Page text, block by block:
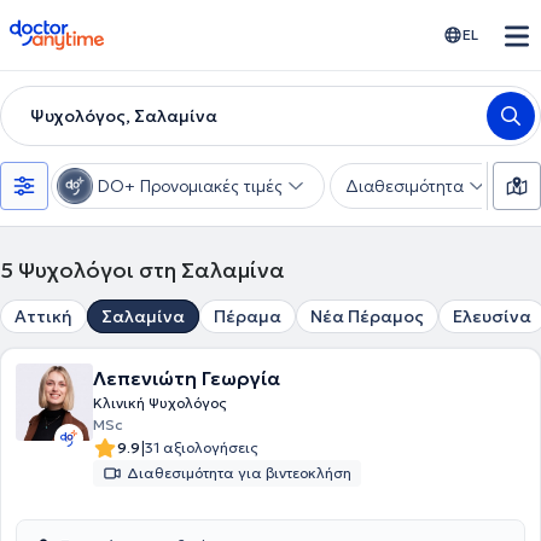
doctoranytime EL
Ψυχολόγος, Σαλαμίνα
DO+ Προνομιακές τιμές Διαθεσιμότητα
5 Ψυχολόγοι στη Σαλαμίνα
Αττική Σαλαμίνα Πέραμα Νέα Πέραμος Ελευσίνα
Λεπενιώτη Γεωργία
Κλινική Ψυχολόγος
MSc
9.9|31 αξιολογήσεις
Διαθεσιμότητα για βιντεοκλήση